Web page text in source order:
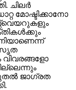
ചിലര്‍
മോഷ്ടിക്കാനോ
വിവരങ്ങളോ
ജാഗ്രത